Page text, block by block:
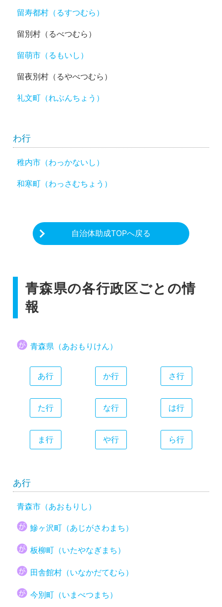
留寿都村（るすつむら）
留別村（るべつむら）
留萌市（るもいし）
留夜別村（るやべつむら）
礼文町（れぶんちょう）
わ行
稚内市（わっかないし）
和寒町（わっさむちょう）
自治体助成TOPへ戻る
青森県の各行政区ごとの情
報
青森県（あおもりけん）
あ行 か行 さ行
た行 な行 は行
ま行 や行 ら行
あ行
青森市（あおもりし）
鰺ヶ沢町（あじがさわまち）
板柳町（いたやなぎまち）
田舎館村（いなかだてむら）
今別町（いまべつまち）